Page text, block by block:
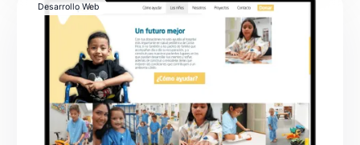
Desarrollo Web